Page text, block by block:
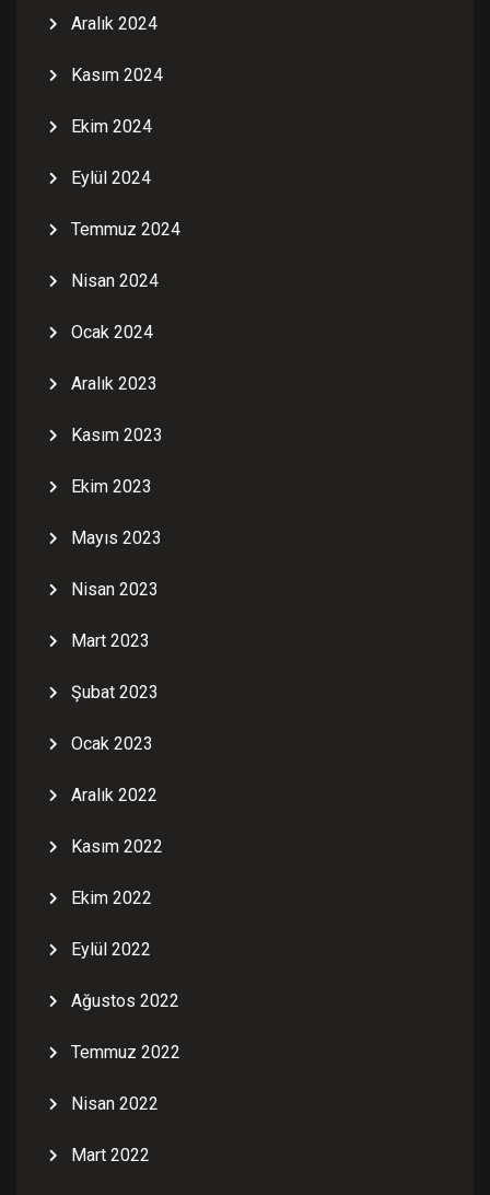
Aralık 2024
Kasım 2024
Ekim 2024
Eylül 2024
Temmuz 2024
Nisan 2024
Ocak 2024
Aralık 2023
Kasım 2023
Ekim 2023
Mayıs 2023
Nisan 2023
Mart 2023
Şubat 2023
Ocak 2023
Aralık 2022
Kasım 2022
Ekim 2022
Eylül 2022
Ağustos 2022
Temmuz 2022
Nisan 2022
Mart 2022